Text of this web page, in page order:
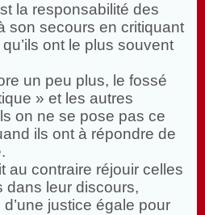
la responsabilité des
son secours en critiquant
qu’ils ont le plus souvent
un peu plus, le fossé
» et les autres
on ne se pose pas ce
ils ont à répondre de
au contraire réjouir celles
dans leur discours,
justice égale pour